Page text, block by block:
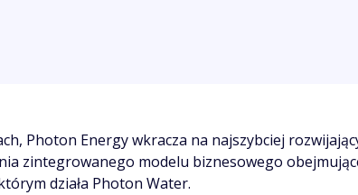
Photon Energy wkracza na najszybciej
zintegrowanego modelu biznesowego
działa Photon Water.